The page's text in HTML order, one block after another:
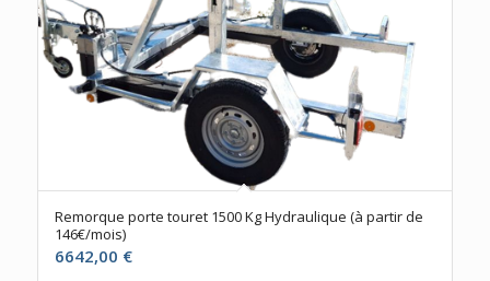
Remorque porte touret 1500 Kg Hydraulique (à partir de
146€/mois)
6642,00 €